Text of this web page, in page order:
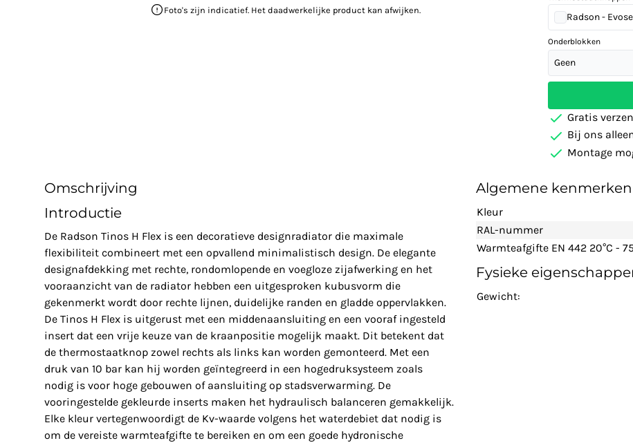
Foto's zijn indicatief. Het daadwerkelijke product kan afwijken.
Radson -
Onderblokken
Geen
Gratis
Bij ons
Montage
Omschrijving
Introductie
De Radson Tinos H Flex is een decoratieve designradiator die maximale
flexibiliteit combineert met een opvallend minimalistisch design. De elegante
designafdekking met rechte, rondomlopende en voegloze zijafwerking en het
vooraanzicht van de radiator hebben een uitgesproken kubusvorm die
gekenmerkt wordt door rechte lijnen, duidelijke randen en gladde oppervlakken.
De Tinos H Flex is uitgerust met een middenaansluiting en een vooraf ingesteld
insert dat een vrije keuze van de kraanpositie mogelijk maakt. Dit betekent dat
de thermostaatknop zowel rechts als links kan worden gemonteerd. Met een
druk van 10 bar kan hij worden geïntegreerd in een hogedruksysteem zoals
nodig is voor hoge gebouwen of aansluiting op stadsverwarming. De
vooringestelde gekleurde inserts maken het hydraulisch balanceren gemakkelijk.
Elke kleur vertegenwoordigt de Kv-waarde volgens het waterdebiet dat nodig is
om de vereiste warmteafgifte te bereiken en om een goede hydronische
Algemene kenmerken
Kleur
RAL-nummer
Warmteafgifte EN 442 20°C -
Fysieke
Gewicht: